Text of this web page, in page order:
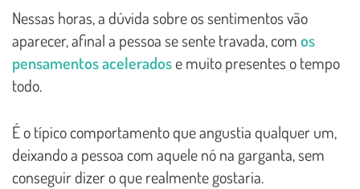
Nessas horas, a dúvida sobre os sentimentos vão
aparecer, afinal a pessoa se sente travada, comos
pensamentos aceleradose muito presentes o tempo
todo.
É o típico comportamento que angustia qualquer um,
deixando a pessoa com aquele nó na garganta, sem
conseguir dizer o que realmente gostaria.